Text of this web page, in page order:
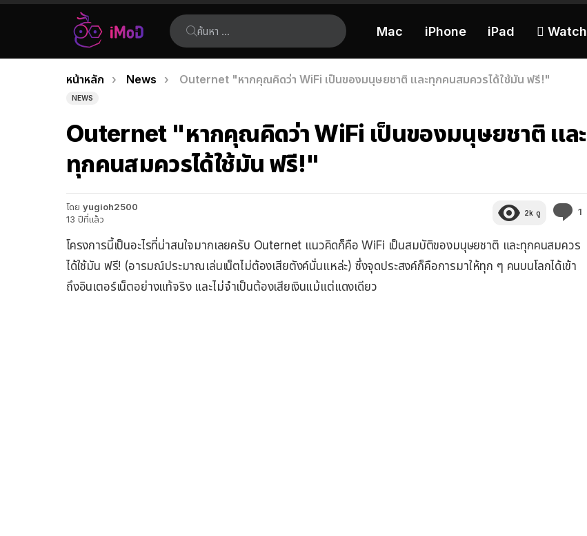
ค้นหา:
Mac iPhone iPad  Watch
เรื่อง
ล่าสุด
คุณอยู่ที่นี่:
หน้าหลัก News Outernet "หากคุณคิดว่า WiFi เป็นของมนุษยชาติ และทุกคนสมควรได้ใช้มัน ฟรี!"
NEWS
Outernet "หากคุณคิดว่า WiFi เป็นของมนุษยชาติ และ
ทุกคนสมควรได้ใช้มัน ฟรี!"
โดย yugioh2500
13 ปีที่แล้ว
2k ดู 1
โครงการนี้เป็นอะไรที่น่าสนใจมากเลยครับ Outernet แนวคิดก็คือ WiFi เป็นสมบัติของมนุษยชาติ และทุกคนสมควร
ได้ใช้มัน ฟรี! (อารมณ์ประมาณเล่นเน็ตไม่ต้องเสียตังค์นั่นแหล่ะ) ซึ่งจุดประสงค์ก็คือการมาให้ทุก ๆ คนบนโลกได้เข้า
ถึงอินเตอร์เน็ตอย่างแท้จริง และไม่จำเป็นต้องเสียเงินแม้แต่แดงเดียว